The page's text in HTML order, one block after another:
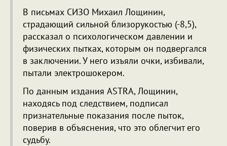
В письмах СИЗО Михаил Лощинин,
страдающий сильной близорукостью (-8,5),
рассказал о психологическом давлении и
физических пытках, которым он подвергался
в заключении. У него изъяли очки, избивали,
пытали электрошокером.
По данным издания ASTRA, Лощинин,
находясь под следствием, подписал
признательные показания после пыток,
поверив в объяснения, что это облегчит его
судьбу.